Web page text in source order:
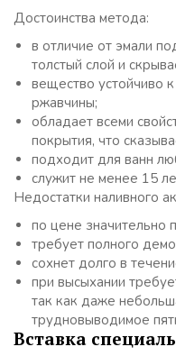
Достоинства метода:
в отличие от эмали
толстый слой и
вещество устойчиво
ржавчины;
обладает всеми
покрытия, что
подходит для ванн
служит не менее 15
Недостатки наливного
по цене значительно
требует полного
сохнет долго в
при высыхании
так как даже
трудновыводимое
Вставка